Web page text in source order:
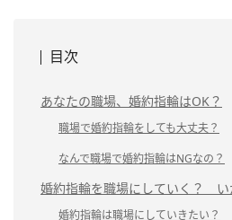
目次
あなたの職場、婚約指輪はOK？
職場で婚約指輪をしても大丈夫？
なんで職場で婚約指輪はNGなの？
婚約指輪を職場にしていく？ い
婚約指輪は職場にしていきたい？